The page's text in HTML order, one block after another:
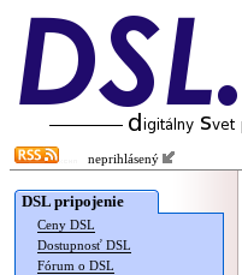
neprihlásený
DSL pripojenie
Ceny DSL
Dostupnosť DSL
Fórum o DSL